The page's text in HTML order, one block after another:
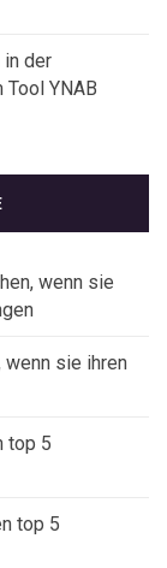
in der
YNAB
wenn sie
wenn sie ihren
top 5
top 5